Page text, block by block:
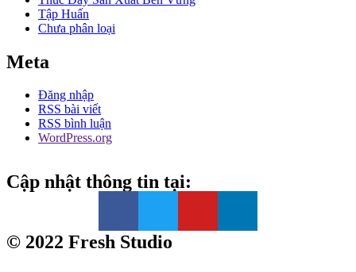
Tập Huấn
Chưa phân loại
Meta
Đăng nhập
RSS bài viết
RSS bình luận
WordPress.org
Cập nhật thông tin tại:
© 2022 Fresh Studio